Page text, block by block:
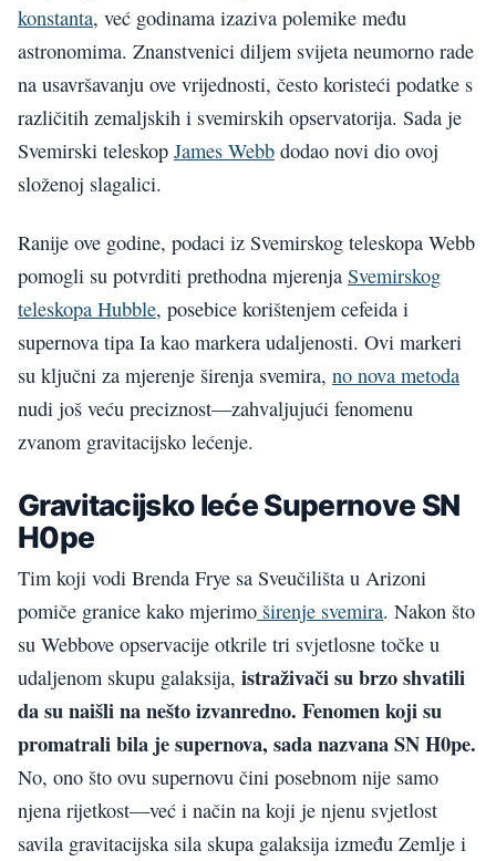
konstanta, već godinama izaziva polemike među
astronomima. Znanstvenici diljem svijeta neumorno rade
na usavršavanju ove vrijednosti, često koristeći podatke s
različitih zemaljskih i svemirskih opservatorija. Sada je
Svemirski teleskop James Webb dodao novi dio ovoj
složenoj slagalici.
Ranije ove godine, podaci iz Svemirskog teleskopa Webb
pomogli su potvrditi prethodna mjerenja Svemirskog
teleskopa Hubble, posebice korištenjem cefeida i
supernova tipa Ia kao markera udaljenosti. Ovi markeri
su ključni za mjerenje širenja svemira, no nova metoda
nudi još veću preciznost—zahvaljujući fenomenu
zvanom gravitacijsko lećenje.
Gravitacijsko leće Supernove SN
H0pe
Tim koji vodi Brenda Frye sa Sveučilišta u Arizoni
pomiče granice kako mjerimo širenje svemira. Nakon što
su Webbove opservacije otkrile tri svjetlosne točke u
udaljenom skupu galaksija, istraživači su brzo shvatili
da su naišli na nešto izvanredno. Fenomen koji su
promatrali bila je supernova, sada nazvana SN H0pe.
No, ono što ovu supernovu čini posebnom nije samo
njena rijetkost—već i način na koji je njenu svjetlost
savila gravitacijska sila skupa galaksija između Zemlje i